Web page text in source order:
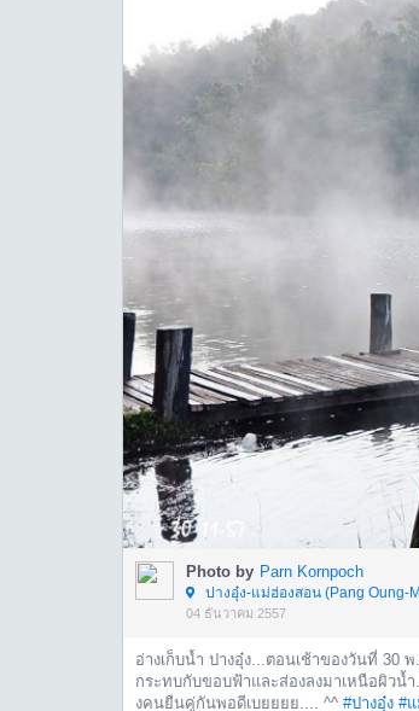
Photo by Parn Kornpoch
ปางอุ๋ง-แม่ฮ่องสอน (Pang Oung-
04 ธันวาคม 2557
อ่างเก็บน้ำ ปางอุ๋ง...ตอนเช้าของวันที่
กระทบกับขอบฟ้าและส่องลงมาเหนือผิวน้
งคนยืนคู่กันพอดีเบยยยย.... ^^ #ปางอุ๋ง #